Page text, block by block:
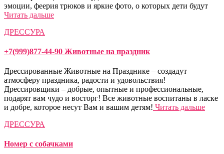
эмоции, феерия трюков и яркие фото, о которых дети будут
Читать дальше
ДРЕССУРА
+7(999)877-44-90 Животные на праздник
Дрессированные Животные на Празднике – создадут
атмосферу праздника, радости и удовольствия!
Дрессировщики – добрые, опытные и профессиональные,
подарят вам чудо и восторг! Все животные воспитаны в ласке
и добре, которое несут Вам и вашим детям! Читать дальше
ДРЕССУРА
Номер с собачками